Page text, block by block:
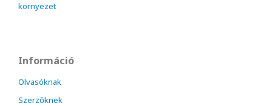
környezet
Információ
Olvasóknak
Szerzőknek